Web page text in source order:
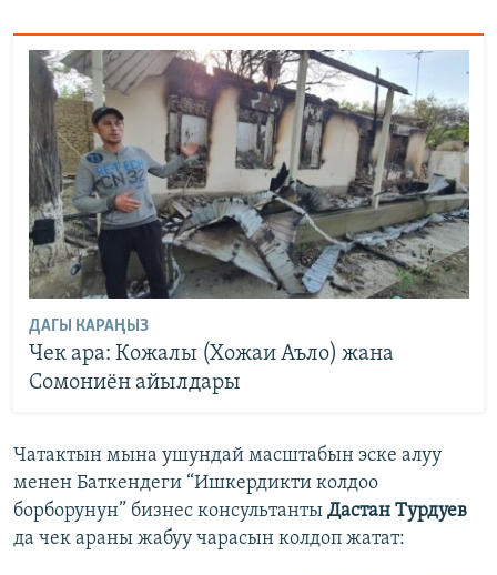
ДАГЫ КАРАҢЫЗ
Чек ара: Кожалы (Хожаи Аъло) жана
Сомониён айылдары
Чатактын мына ушундай масштабын эске алуу
менен Баткендеги “Ишкердикти колдоо
борборунун” бизнес консультанты Дастан Турдуев
да чек араны жабуу чарасын колдоп жатат: